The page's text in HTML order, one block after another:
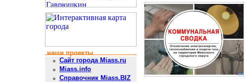
наши проекты
Сайт города Miass.ru
Miass.info
Справочник Miass.BIZ